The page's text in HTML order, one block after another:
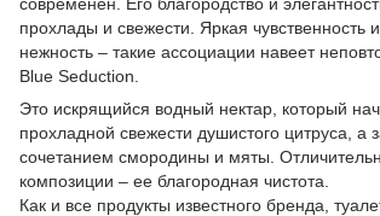
прохлады и свежести. Яркая чувственность
нежность – такие ассоциации навеет
Blue Seduction.
Это искрящийся водный нектар, который
прохладной свежести душистого цитруса, а
сочетанием смородины и мяты.
композиции – ее благородная чистота.
Как и все продукты известного бренда,